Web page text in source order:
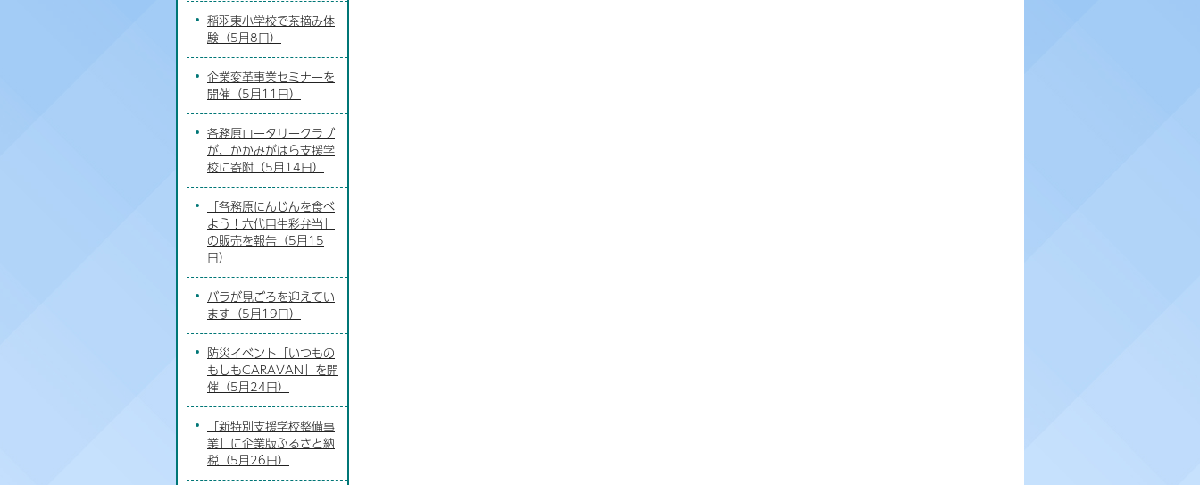
稲羽東小学校で茶摘み体
験（5月8日）
企業変革事業セミナーを
開催（5月11日）
各務原ロータリークラブ
が、かかみがはら支援学
校に寄附（5月14日）
「各務原にんじんを食べ
よう！六代目生彩弁当」
の販売を報告（5月15
日）
バラが見ごろを迎えてい
ます（5月19日）
防災イベント「いつもの
もしもCARAVAN」を開
催（5月24日）
「新特別支援学校整備事
業」に企業版ふるさと納
税（5月26日）